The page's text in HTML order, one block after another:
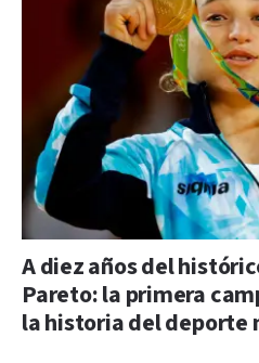
A diez años del
Pareto: la primera
la historia del deporte